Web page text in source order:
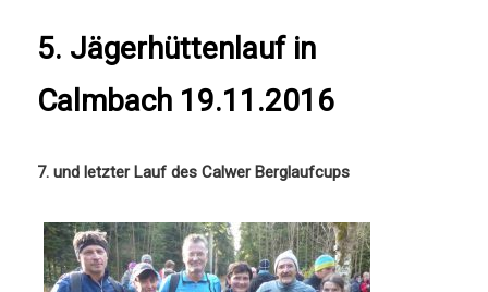
5. Jägerhüttenlauf in
Calmbach 19.11.2016
7. und letzter Lauf des Calwer Berglaufcups